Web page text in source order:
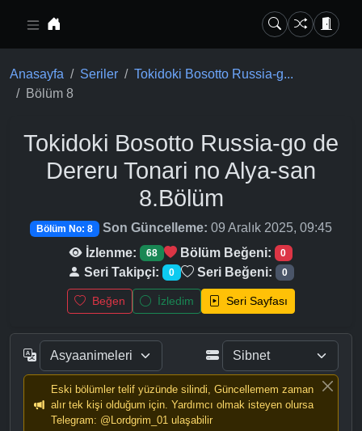
Anasayfa Seriler
Tokidoki Bosotto Russia-g...
Bölüm 8
Tokidoki Bosotto Russia-go de
Dereru Tonari no Alya-san
8.Bölüm
Bölüm No: 8 Son Güncelleme: 09 Aralık 2025, 09:45
İzlenme:
68 Bölüm Beğeni: 0
Seri Takipçi: 0 Seri Beğeni: 0
Beğen İzledim Seri Sayfası
Eski bölümler telif yüzünde silindi, Güncellemem zaman
alır tek kişi olduğum için. Yardımcı olmak isteyen olursa
Telegram: @Lordgrim_01 ulaşabilir